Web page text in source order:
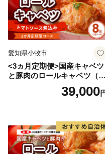
返礼品及び個人情報の取
■返礼品と寄付金受領証明
返礼品と寄附金受領証明
時間をいただきます。
■返礼品
し提供を中止する場合
を求めます。
２．当村は自己又はさと
礼品を受領できない場
愛知県小牧市
<3ヵ月定期便>国産キャベツ
と豚肉のロールキャベツ（4P
39,000